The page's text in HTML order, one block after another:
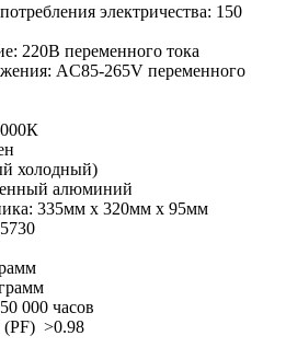
электричества: 150
220В переменного тока
AC85-265V переменного
холодный)
алюминий
335мм x 320мм x 95мм
000 часов
(PF) >0.98